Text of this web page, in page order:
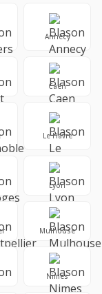
Annecy
Caen
Le Havre
Lyon
Mulhouse
Nimes